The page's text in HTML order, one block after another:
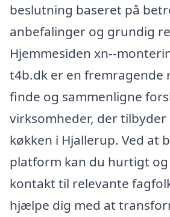
beslutning baseret på
anbefalinger og grundig
Hjemmesiden xn--
t4b.dk er en fremragende
finde og sammenligne
virksomheder, der
køkken i Hjallerup. Ved at
platform kan du hurtigt
kontakt til relevante
hjælpe dig med at